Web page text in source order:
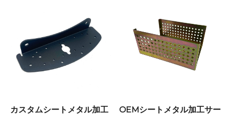
カスタムシートメタル加工
OEMシートメタル加工サー